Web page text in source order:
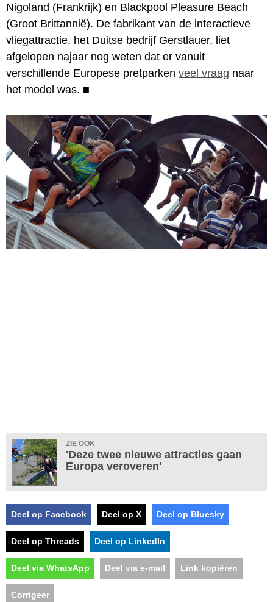
Nigoland (Frankrijk) en Blackpool Pleasure Beach
(Groot Brittannië). De fabrikant van de interactieve
vliegattractie, het Duitse bedrijf Gerstlauer, liet
afgelopen najaar nog weten dat er vanuit
verschillende Europese pretparken veel vraag naar
het model was. ■
ZIE OOK
'Deze twee nieuwe attracties gaan
Europa veroveren'
Deel op Facebook Deel op X Deel op Bluesky
Deel op Threads Deel op LinkedIn
Deel via WhatsApp Deel via e-mail Link kopiëren
Corrigeer